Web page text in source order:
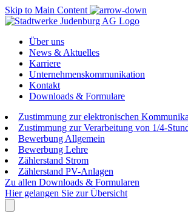
Skip to Main Content
Über uns
News & Aktuelles
Karriere
Unternehmenskommunikation
Kontakt
Downloads & Formulare
Zustimmung zur elektronischen
Zustimmung zur Verarbeitung von 1/4-
Bewerbung Allgemein
Bewerbung Lehre
Zählerstand Strom
Zählerstand PV-Anlagen
Zu allen Downloads & Formularen
Hier gelangen Sie zur Übersicht